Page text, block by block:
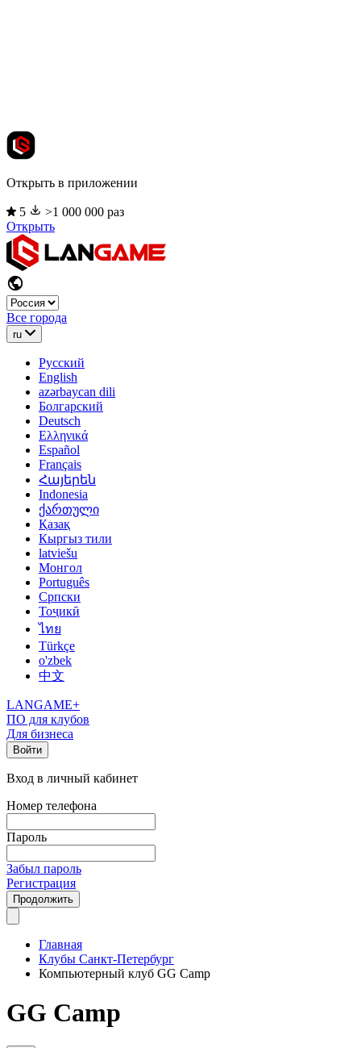
Открыть в приложении
5
>1 000 000 раз
Открыть
Все города
ru
Русский
English
azərbaycan dili
Болгарский
Deutsch
Ελληνικά
Español
Français
Հայերեն
Indonesia
ქართული
Қазақ
Кыргыз тили
latviešu
Монгол
Português
Српски
Тоҷикӣ
ไทย
Türkçe
o'zbek
中文
LANGAME+
ПО для клубов
Для бизнеса
Войти
Вход в личный кабинет
Номер телефона
Пароль
Забыл пароль
Регистрация
Продолжить
Главная
Клубы Санкт-Петербург
Компьютерный клуб GG Camp
GG Camp